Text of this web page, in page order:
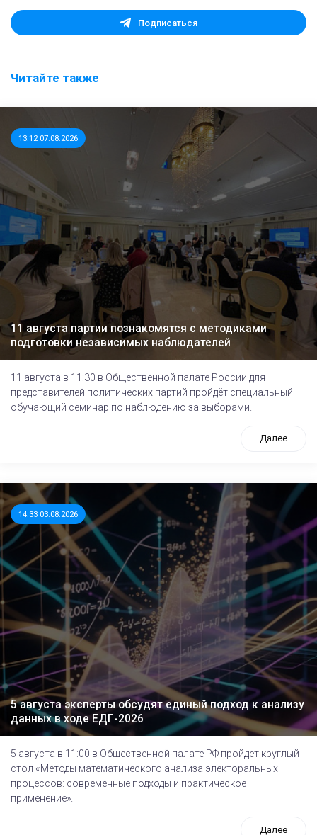
Подписаться
Читайте также
13:12 07.08.2026
11 августа партии познакомятся с методиками
подготовки независимых наблюдателей
11 августа в 11:30 в Общественной палате России для
представителей политических партий пройдёт специальный
обучающий семинар по наблюдению за выборами.
Далее
14:33 03.08.2026
5 августа эксперты обсудят единый подход к анализу
данных в ходе ЕДГ-2026
5 августа в 11:00 в Общественной палате РФ пройдет круглый
стол «Методы математического анализа электоральных
процессов: современные подходы и практическое
применение».
Далее